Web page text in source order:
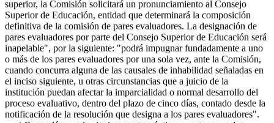
superior, la Comisión solicitará un pronunciamiento al Consejo
Superior de Educación, entidad que determinará la composición
definitiva de la comisión de pares evaluadores. La designación de
pares evaluadores por parte del Consejo Superior de Educación será
inapelable", por la siguiente: "podrá impugnar fundadamente a uno
o más de los pares evaluadores por una sola vez, ante la Comisión,
cuando concurra alguna de las causales de inhabilidad señaladas en
el inciso siguiente, u otras circunstancias que a juicio de la
institución puedan afectar la imparcialidad o normal desarrollo del
proceso evaluativo, dentro del plazo de cinco días, contado desde la
notificación de la resolución que designa a los pares evaluadores".